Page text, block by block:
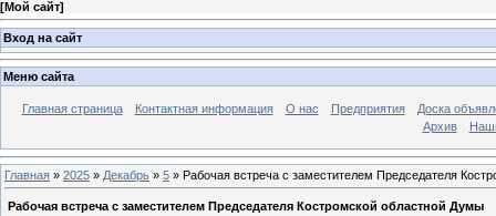
[Мой сайт]
Вход на сайт
Меню сайта
Главная страница Контактная информация О нас Предприятия
Доска
Архив
Главная » 2025 » Декабрь » 5 » Рабочая встреча с заместителем Председателя
Рабочая встреча с заместителем Председателя Костромской областной Думы